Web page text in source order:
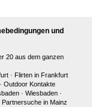
und
20 aus dem ganzen
· Flirten in Frankfurt
· Outdoor Kontakte
· Wiesbaden·
Partnersuche in Mainz